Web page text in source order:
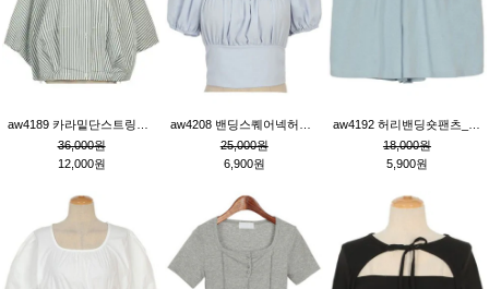
36,000원
12,000원
25,000원
6,900원
18,000원
5,900원